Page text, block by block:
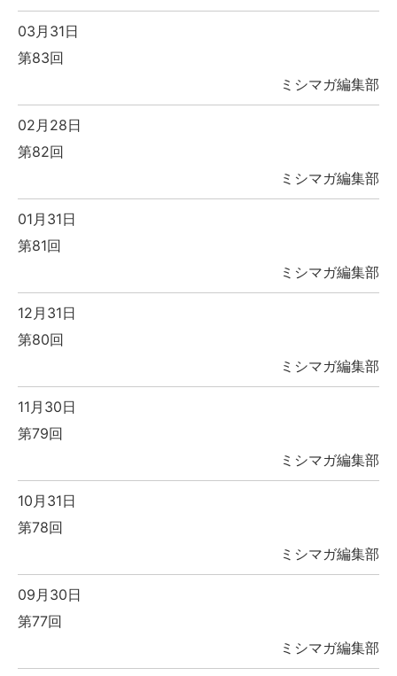
03月31日
第83回
ミシマガ編集部
02月28日
第82回
ミシマガ編集部
01月31日
第81回
ミシマガ編集部
12月31日
第80回
ミシマガ編集部
11月30日
第79回
ミシマガ編集部
10月31日
第78回
ミシマガ編集部
09月30日
第77回
ミシマガ編集部